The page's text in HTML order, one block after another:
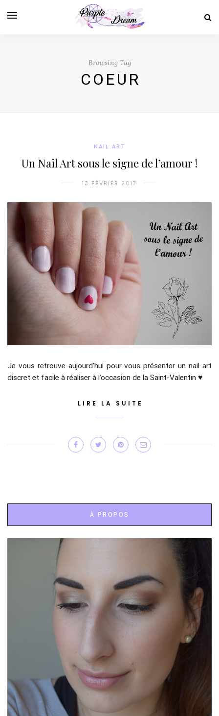
Browsing Tag
COEUR
NAIL ART
Un Nail Art sous le signe de l’amour !
13 FÉVRIER 2017
Je vous retrouve aujourd’hui pour vous présenter un nail art
discret et facile à réaliser à l’occasion de la Saint-Valentin ♥
LIRE LA SUITE
À PROPOS